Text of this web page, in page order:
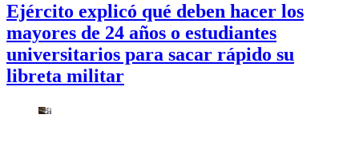
Ejército explicó qué deben hacer los
mayores de 24 años o estudiantes
universitarios para sacar rápido su
libreta militar